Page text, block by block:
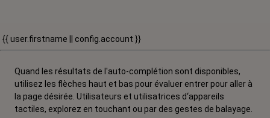
{{ user.firstname || config.account }}
Quand les résultats de l'auto-complétion sont disponibles,
utilisez les flèches haut et bas pour évaluer entrer pour aller à
la page désirée. Utilisateurs et utilisatrices d‘appareils
tactiles, explorez en touchant ou par des gestes de balayage.